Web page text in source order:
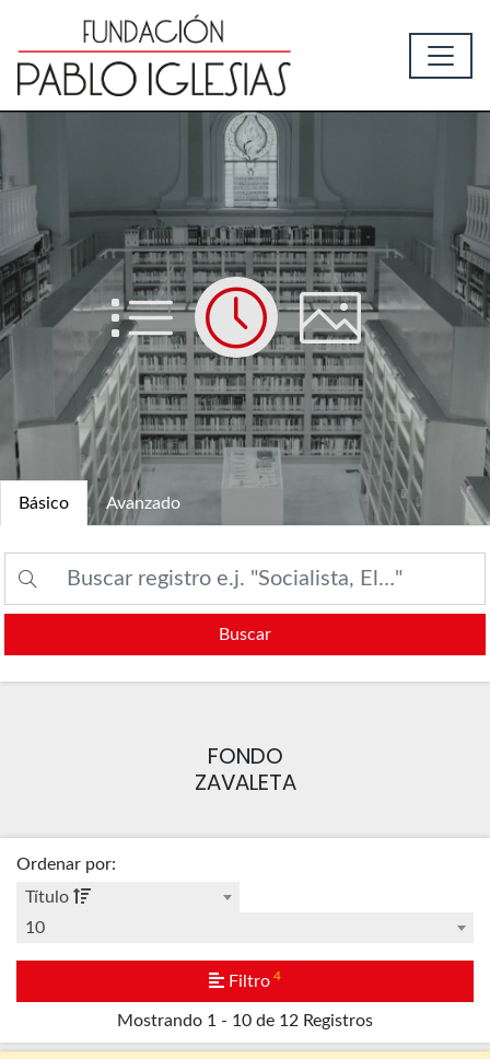
List Time Picture
Básico Avanzado
Buscar
FONDO
ZAVALETA
Mostrando 1 - 10 de 12 Registros
Ordenar por:
Título
10
Filtro 4